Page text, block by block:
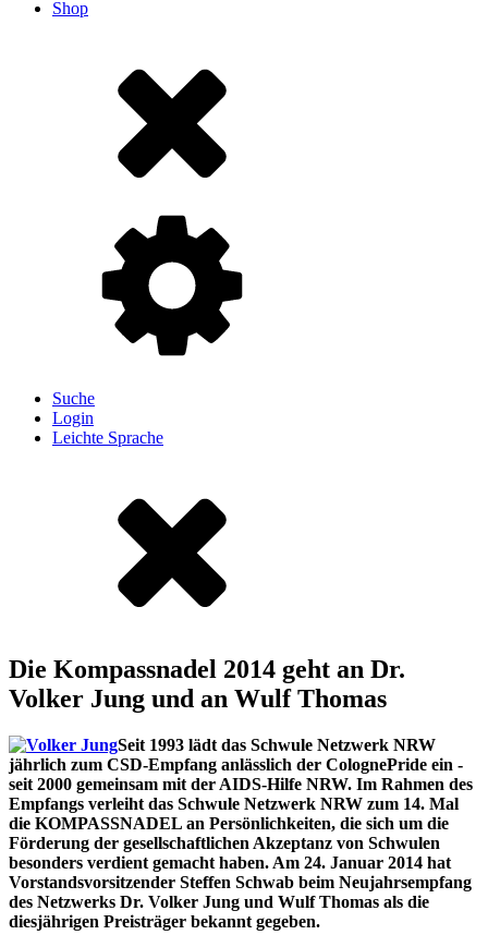
Shop
Suche
Login
Leichte Sprache
Die Kompassnadel 2014 geht an Dr.
Volker Jung und an Wulf Thomas
Seit 1993 lädt das Schwule Netzwerk NRW
jährlich zum CSD-Empfang anlässlich der ColognePride ein -
seit 2000 gemeinsam mit der AIDS-Hilfe NRW. Im Rahmen des
Empfangs verleiht das Schwule Netzwerk NRW zum 14. Mal
die KOMPASSNADEL an Persönlichkeiten, die sich um die
Förderung der gesellschaftlichen Akzeptanz von Schwulen
besonders verdient gemacht haben. Am 24. Januar 2014 hat
Vorstandsvorsitzender Steffen Schwab beim Neujahrsempfang
des Netzwerks Dr. Volker Jung und Wulf Thomas als die
diesjährigen Preisträger bekannt gegeben.